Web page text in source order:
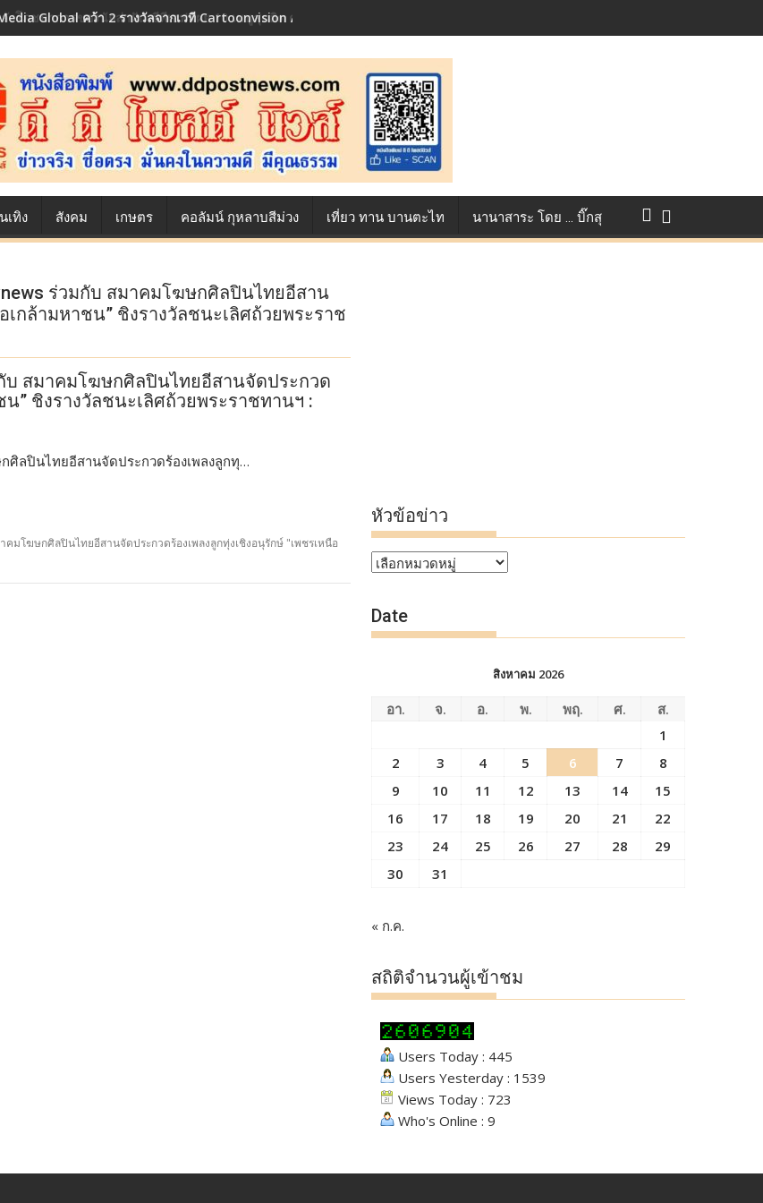
Global คว้า 2 รางวัลจากเวที Cartoonvision Animation Contest ตอกย้ำศักยภาพแอนิเมชันไทยบนเวทีนานาชาติ ที่ประเทศอังกฤษ :
ลังโภชนาการของนักล่าฝัน ซีพีเอฟ เผย 10 เมนูสุดฮิต ตลอดเส้นทางการแข่งขัน True AF 2026 :
เทิง สังคม เกษตร คอลัมน์ กุหลาบสีม่วง เที่ยว ทาน บานตะไท นานาสาระ โดย … บิ๊กสุ
ร่วมกับ สมาคมโฆษกศิลปินไทยอีสาน
เกล้ามหาชน” ชิงรางวัลชนะเลิศถ้วยพระราช
สมาคมโฆษกศิลปินไทยอีสานจัดประกวด
น” ชิงรางวัลชนะเลิศถ้วยพระราชทานฯ :
ลปินไทยอีสานจัดประกวดร้องเพลงลูกทุ…
โฆษกศิลปินไทยอีสานจัดประกวดร้องเพลงลูกทุ่งเชิงอนุรักษ์ "เพชรเหนือ
หัวข้อข่าว
หัวข้อ
Date
สิงหาคม 2026
อา. จ. อ. พ. พฤ. ศ.
ส.
1
2
3 4 5 6 7
8
9
10 11 12 13 14
15
16
17 18 19 20 21
22
23
24 25 26 27 28
29
30
31
« ก.ค.
สถิติจำนวนผู้เข้าชม
Users Today : 445
Users Yesterday : 1539
Views Today : 723
Who's Online : 9